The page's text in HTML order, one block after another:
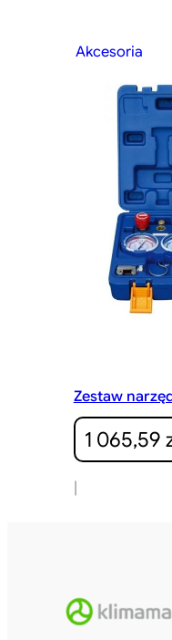
Akcesoria
Zestaw
1 065,59
|